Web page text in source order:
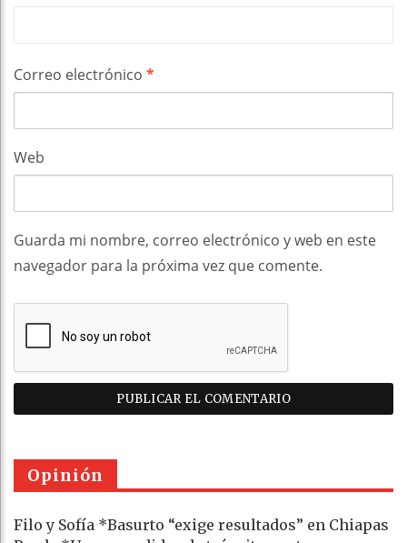
Correo electrónico *
Web
Guarda mi nombre, correo electrónico y web en este
navegador para la próxima vez que comente.
Opinión
Filo y Sofía *Basurto “exige resultados” en Chiapas